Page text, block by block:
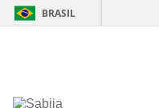
BRASIL